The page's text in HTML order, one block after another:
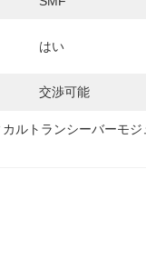
はい
交渉可能
ルトランシーバーモジ